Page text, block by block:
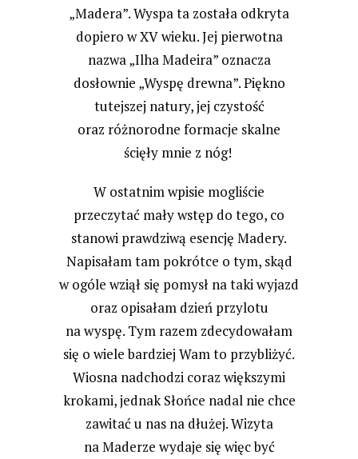
„Madera”. Wyspa ta została odkryta
dopiero w XV wieku. Jej pierwotna
nazwa „Ilha Madeira” oznacza
dosłownie „Wyspę drewna”. Piękno
tutejszej natury, jej czystość
oraz różnorodne formacje skalne
ścięły mnie z nóg!
W ostatnim wpisie mogliście
przeczytać mały wstęp do tego, co
stanowi prawdziwą esencję Madery.
Napisałam tam pokrótce o tym, skąd
w ogóle wziął się pomysł na taki wyjazd
oraz opisałam dzień przylotu
na wyspę. Tym razem zdecydowałam
się o wiele bardziej Wam to przybliżyć.
Wiosna nadchodzi coraz większymi
krokami, jednak Słońce nadal nie chce
zawitać u nas na dłużej. Wizyta
na Maderze wydaje się więc być